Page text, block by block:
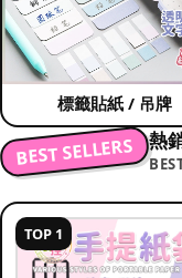
標籤貼紙 / 吊牌
BEST SELLERS 熱
TOP 1